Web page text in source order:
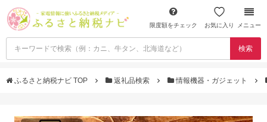
限度額をチェック お気に入り メニュー
検索
ふるさと納税ナビ TOP 返礼品検索 情報機器・ガジェット